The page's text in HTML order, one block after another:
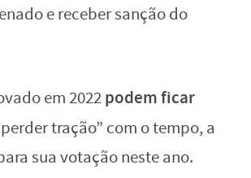
e receber sanção do
em 2022podem ficar
tração” com o tempo, a
sua votação neste ano.